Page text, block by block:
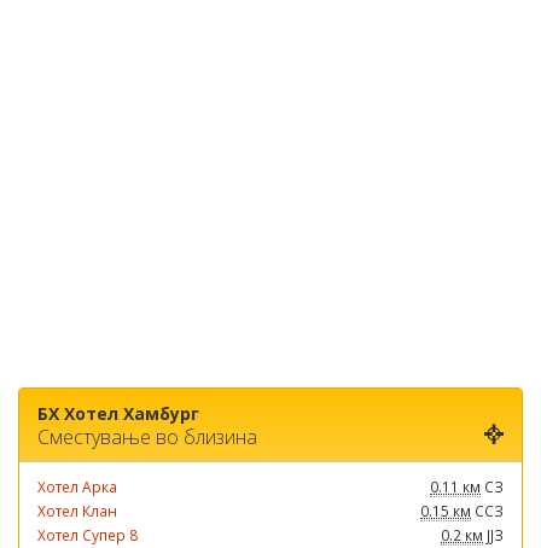
БХ Хотел Хамбург
Сместување во близина
Хотел Арка 0.11 км СЗ
Хотел Клан
0.15 км ССЗ
Хотел Супер 8
0.2 км ЈЈЗ